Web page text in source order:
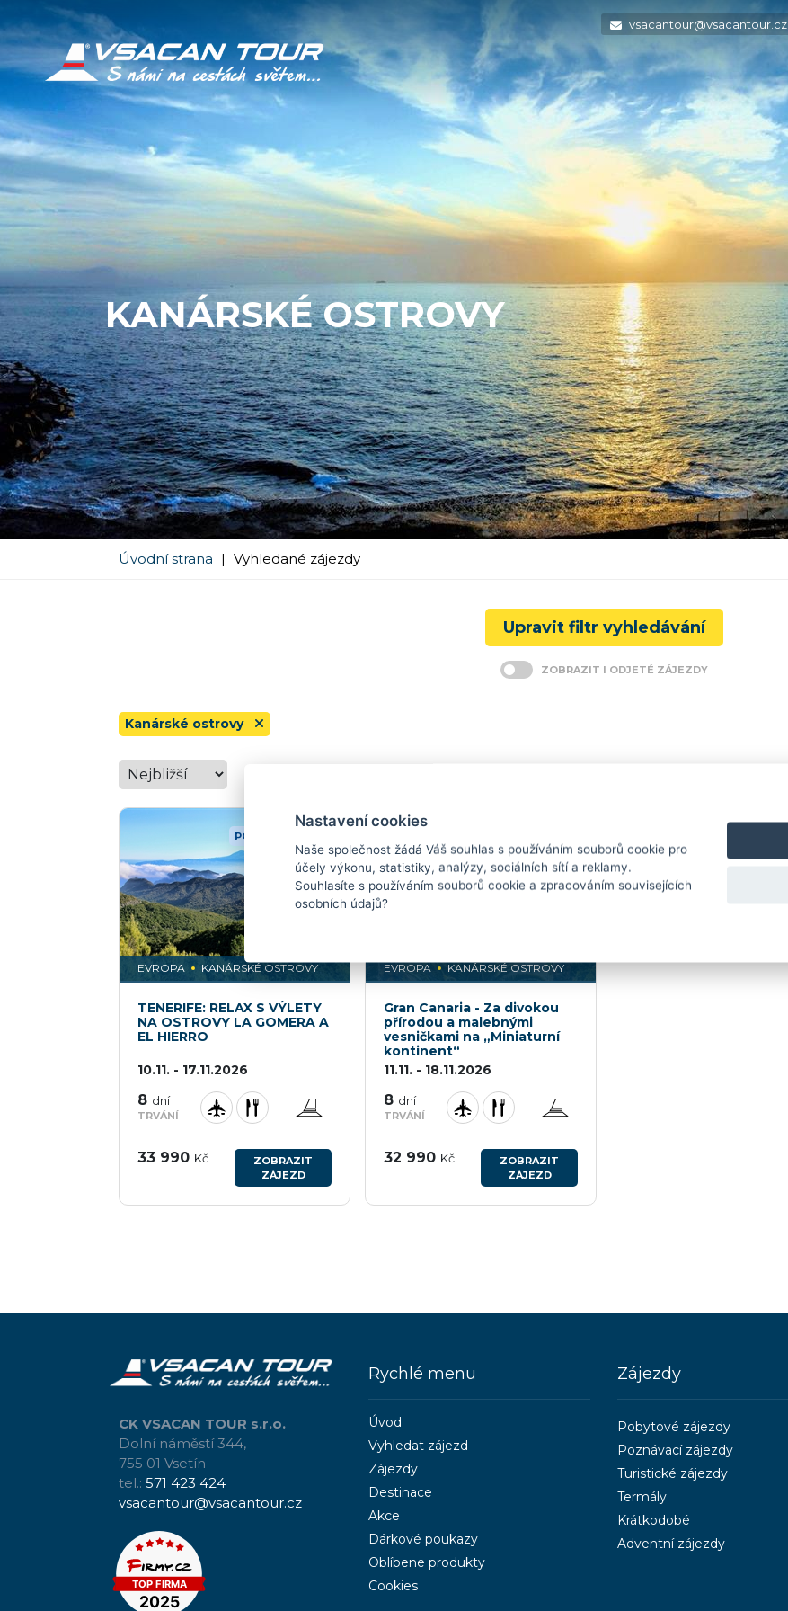
vsacantour@vsacantour.cz
KANÁRSKÉ OSTROVY
Úvodní strana | Vyhledané zájezdy
Upravit filtr vyhledávání
ZOBRAZIT I ODJETÉ ZÁJEZDY
Kanárské ostrovy
POBYTOVÝ ZÁJEZD
NOVINKA
EVROPA KANÁRSKÉ OSTROVY
TENERIFE: RELAX S VÝLETY
NA OSTROVY LA GOMERA A
EL HIERRO
10.11. - 17.11.2026
8 dní
TRVÁNÍ
33 990 Kč
ZOBRAZIT
ZÁJEZD
EVROPA KANÁRSKÉ OSTROVY
Gran Canaria - Za divokou
přírodou a malebnými
vesničkami na „Miniaturní
kontinent“
11.11. - 18.11.2026
8 dní
TRVÁNÍ
32 990 Kč
ZOBRAZIT
ZÁJEZD
CK VSACAN TOUR s.r.o.
Dolní náměstí 344,
755 01 Vsetín
tel.: 571 423 424
vsacantour@vsacantour.cz
Rychlé menu
Úvod
Vyhledat zájezd
Zájezdy
Destinace
Akce
Dárkové poukazy
Oblíbene produkty
Cookies
Zájezdy
Pobytové zájezdy
Poznávací zájezdy
Turistické zájezdy
Termály
Krátkodobé
Adventní zájezdy
Nastavení cookies
Naše společnost žádá Váš souhlas s používáním souborů cookie pro
účely výkonu, statistiky, analýzy, sociálních sítí a reklamy.
Souhlasíte s používáním souborů cookie a zpracováním souvisejících
osobních údajů?